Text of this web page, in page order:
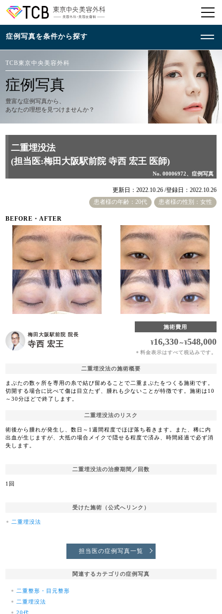
TCB東京中央美容外科
症例写真
豊富な症例写真から、
あなたの理想を見つけませんか？
二重埋没法
(担当医:梅田大阪駅前院 寺西 宏王 医師)
No. 00006972、症例写真
患者様の年齢：20代 患者様の性別：女性
更新日：2022.10.26 /登録日：2022.10.26
BEFORE・AFTER
梅田大阪駅前院 院長
寺西 宏王
施術費用
¥16,330～¥548,000
＊ 料金表示はすべて税込みです。
二重埋没法の施術概要
まぶたの数ヶ所を専用の糸で結び留めることで二重まぶたをつくる施術です。
切開する場合に比べて傷は目立たず、腫れも少ないことが特徴です。施術は10
～30分ほどで終了します。
二重埋没法のリスク
術後から腫れが発生し、数日～1週間程度でほぼ落ち着きます。また、稀に内
出血が生じますが、大抵の場合メイクで隠せる程度で済み、時間経過で必ず消
失します。
二重埋没法の治療期間／回数
1回
受けた施術（公式へリンク）
二重埋没法
担当医の症例写真一覧
関連するカテゴリの症例写真
二重整形・目元整形
二重埋没法
20代